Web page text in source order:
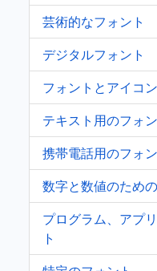
芸術的なフォント
デジタルフォント
フォントとアイコン
テキスト用のフォ
携帯電話用のフォ
数字と数値のため
プログラム、アプ
ト